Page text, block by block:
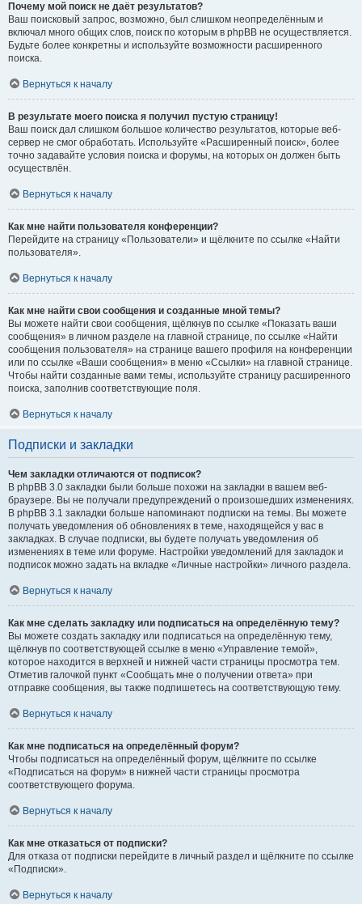
Почему мой поиск не даёт результатов?
Ваш поисковый запрос, возможно, был слишком неопределённым и
включал много общих слов, поиск по которым в phpBB не осуществляется.
Будьте более конкретны и используйте возможности расширенного
поиска.
Вернуться к началу
В результате моего поиска я получил пустую страницу!
Ваш поиск дал слишком большое количество результатов, которые веб-
сервер не смог обработать. Используйте «Расширенный поиск», более
точно задавайте условия поиска и форумы, на которых он должен быть
осуществлён.
Вернуться к началу
Как мне найти пользователя конференции?
Перейдите на страницу «Пользователи» и щёлкните по ссылке «Найти
пользователя».
Вернуться к началу
Как мне найти свои сообщения и созданные мной темы?
Вы можете найти свои сообщения, щёлкнув по ссылке «Показать ваши
сообщения» в личном разделе на главной странице, по ссылке «Найти
сообщения пользователя» на странице вашего профиля на конференции
или по ссылке «Ваши сообщения» в меню «Ссылки» на главной странице.
Чтобы найти созданные вами темы, используйте страницу расширенного
поиска, заполнив соответствующие поля.
Вернуться к началу
Подписки и закладки
Чем закладки отличаются от подписок?
В phpBB 3.0 закладки были больше похожи на закладки в вашем веб-
браузере. Вы не получали предупреждений о произошедших изменениях.
В phpBB 3.1 закладки больше напоминают подписки на темы. Вы можете
получать уведомления об обновлениях в теме, находящейся у вас в
закладках. В случае подписки, вы будете получать уведомления об
изменениях в теме или форуме. Настройки уведомлений для закладок и
подписок можно задать на вкладке «Личные настройки» личного раздела.
Вернуться к началу
Как мне сделать закладку или подписаться на определённую тему?
Вы можете создать закладку или подписаться на определённую тему,
щёлкнув по соответствующей ссылке в меню «Управление темой»,
которое находится в верхней и нижней части страницы просмотра тем.
Отметив галочкой пункт «Сообщать мне о получении ответа» при
отправке сообщения, вы также подпишетесь на соответствующую тему.
Вернуться к началу
Как мне подписаться на определённый форум?
Чтобы подписаться на определённый форум, щёлкните по ссылке
«Подписаться на форум» в нижней части страницы просмотра
соответствующего форума.
Вернуться к началу
Как мне отказаться от подписки?
Для отказа от подписки перейдите в личный раздел и щёлкните по ссылке
«Подписки».
Вернуться к началу